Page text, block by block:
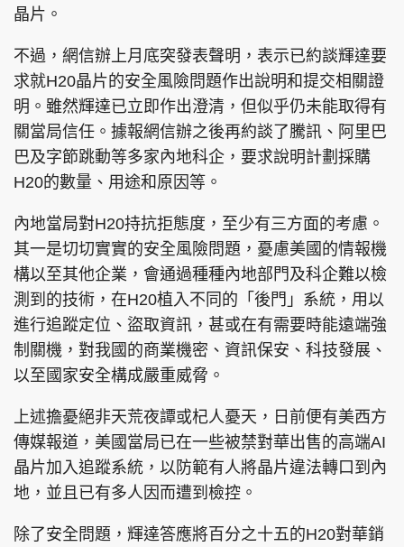
隱私政策聲明
Copyright © 東周網 版權所有 . 不得轉載
晶片。
不過，網信辦上月底突發表聲明，表示已約談輝達要
求就H20晶片的安全風險問題作出說明和提交相關證
明。雖然輝達已立即作出澄清，但似乎仍未能取得有
關當局信任。據報網信辦之後再約談了騰訊、阿里巴
巴及字節跳動等多家內地科企，要求說明計劃採購
H20的數量、用途和原因等。
內地當局對H20持抗拒態度，至少有三方面的考慮。
其一是切切實實的安全風險問題，憂慮美國的情報機
構以至其他企業，會通過種種內地部門及科企難以檢
測到的技術，在H20植入不同的「後門」系統，用以
進行追蹤定位、盜取資訊，甚或在有需要時能遠端強
制關機，對我國的商業機密、資訊保安、科技發展、
以至國家安全構成嚴重威脅。
上述擔憂絕非天荒夜譚或杞人憂天，日前便有美西方
傳媒報道，美國當局已在一些被禁對華出售的高端AI
晶片加入追蹤系統，以防範有人將晶片違法轉口到內
地，並且已有多人因而遭到檢控。
除了安全問題，輝達答應將百分之十五的H20對華銷